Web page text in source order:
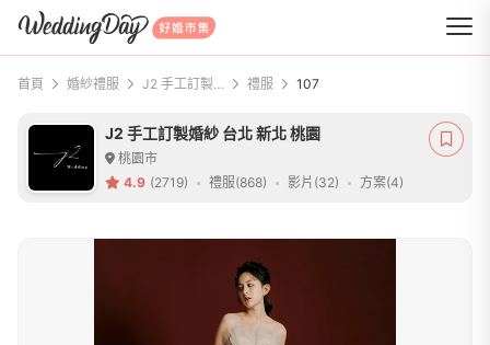
WeddingDay 好婚市集
首頁 婚紗禮服 J2 手工訂製婚紗 台北 新北 桃園 禮服 107
J2 手工訂製婚紗 台北 新北 桃園
桃園市
4.9 (2719) 禮服(868) 影片(32) 方案(4)